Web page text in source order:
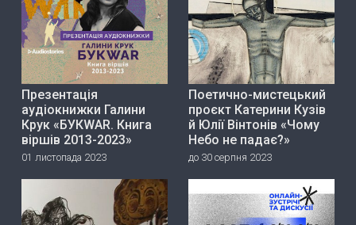
Презентація
аудіокнижки Галини
Крук «БУКWAR. Книга
віршів 2013-2023»
01 листопада 2023
Поетично-мистецький
проєкт Катерини Кузів
й Юлії Вінтонів «Чому
Небо не падає?»
до 30 серпня 2023